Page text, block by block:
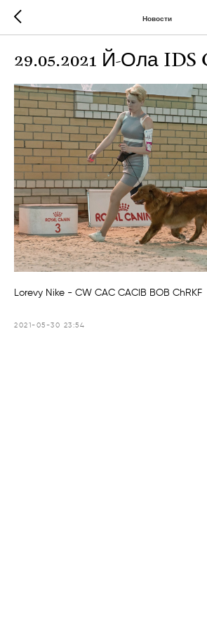
Новости
29.05.2021 Й-Ола IDS
Lorevy Nike - CW CAC CACIB BOB ChRKF
2021-05-30 23:54